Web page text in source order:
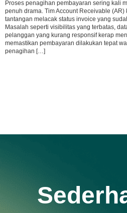
Proses penagihan pembayaran sering kali
penuh drama. Tim Account Receivable
tantangan melacak status invoice yang
Masalah seperti visibilitas yang terbatas,
pelanggan yang kurang responsif kerap
memastikan pembayaran dilakukan tepat
penagihan […]